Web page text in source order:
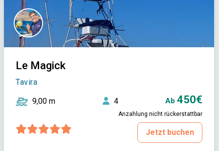
Le Magick
Tavira
9,00 m 4 Ab 450€
Anzahlung nicht rückerstattbar
Jetzt buchen